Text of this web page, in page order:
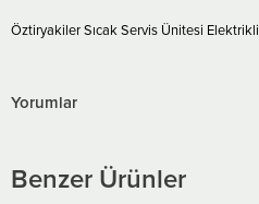
Öztiryakiler Sıcak Servis Ünitesi Elektrikli
Yorumlar
Benzer Ürünler